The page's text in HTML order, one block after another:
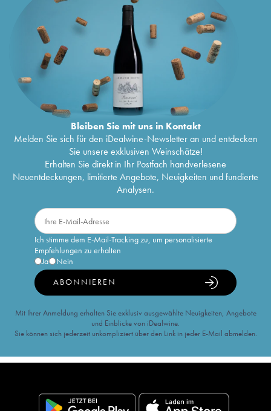
Bleiben Sie mit uns in Kontakt
Melden Sie sich für den iDealwine-Newsletter an und entdecken
Sie unsere exklusiven Weinschätze!
Erhalten Sie direkt in Ihr Postfach handverlesene
Neuentdeckungen, limitierte Angebote, Neuigkeiten und fundierte
Analysen.
Ich stimme dem E-Mail-Tracking zu, um personalisierte
Empfehlungen zu erhalten
Ja
Nein
ABONNIEREN
Mit Ihrer Anmeldung erhalten Sie exklusiv ausgewählte Neuigkeiten, Angebote
und Einblicke von iDealwine.
Sie können sich jederzeit unkompliziert über den Link in jeder E-Mail abmelden.